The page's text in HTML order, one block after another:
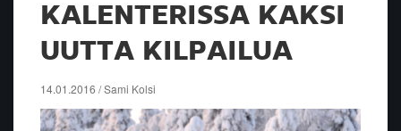
KALENTERISSA KAKSI
UUTTA KILPAILUA
14.01.2016 / Sami Kolsi